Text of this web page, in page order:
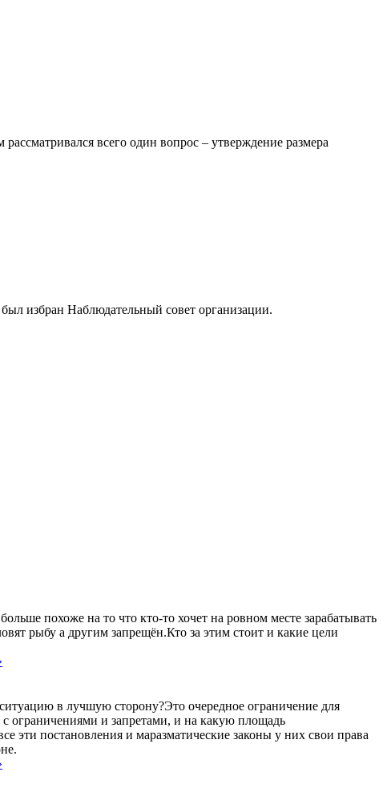
всего один вопрос – утверждение размера
избран Наблюдательный совет организации.
похоже на то что кто-то хочет на ровном месте зарабатывать
рыбу а другим запрещён.Кто за этим стоит и какие цели
в лучшую сторону?Это очередное ограничение для
ограничениями и запретами, и на какую площадь
эти постановления и маразматические законы у них свои права